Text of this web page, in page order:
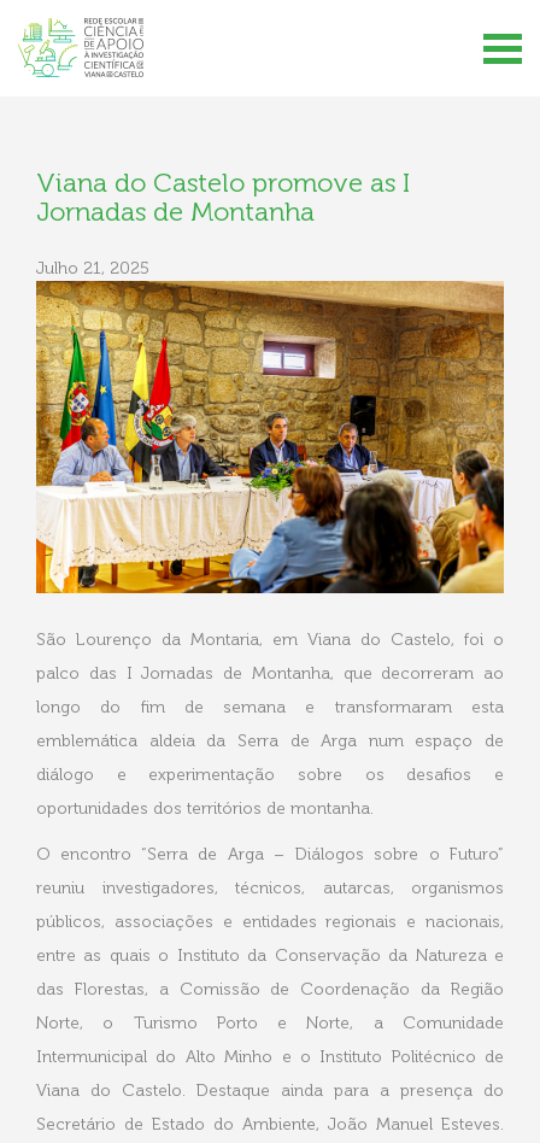
Viana do Castelo promove as I
Jornadas de Montanha
Julho 21, 2025
São Lourenço da Montaria, em Viana do Castelo, foi o
palco das I Jornadas de Montanha, que decorreram ao
longo do fim de semana e transformaram esta
emblemática aldeia da Serra de Arga num espaço de
diálogo e experimentação sobre os desafios e
oportunidades dos territórios de montanha.
O encontro “Serra de Arga – Diálogos sobre o Futuro”
reuniu investigadores, técnicos, autarcas, organismos
públicos, associações e entidades regionais e nacionais,
entre as quais o Instituto da Conservação da Natureza e
das Florestas, a Comissão de Coordenação da Região
Norte, o Turismo Porto e Norte, a Comunidade
Intermunicipal do Alto Minho e o Instituto Politécnico de
Viana do Castelo. Destaque ainda para a presença do
Secretário de Estado do Ambiente, João Manuel Esteves.